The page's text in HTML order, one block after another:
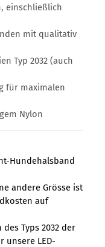
einschließlich
mit qualitativ
Typ 2032 (auch
für maximalen
Nylon
Hundehalsband
andere Grösse ist
auf
Typs 2032 der
unsere LED-